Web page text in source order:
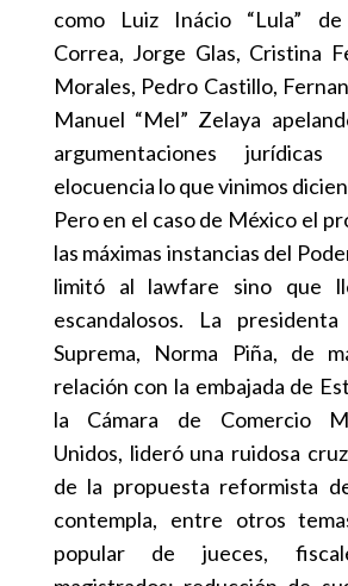
como Luiz Inácio “Lula”
Correa, Jorge Glas, Cristina
Morales, Pedro Castillo,
Manuel “Mel” Zelaya
argumentaciones
elocuencia lo que vinimos
Pero en el caso de México el
las máximas instancias del
limitó al lawfare sino que
escandalosos. La
Suprema, Norma Piña, de
relación con la embajada de
la Cámara de Comercio
Unidos, lideró una ruidosa
de la propuesta reformista
contempla, entre otros
popular de jueces,